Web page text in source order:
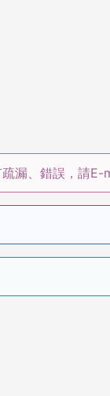
漏、錯誤，請E-